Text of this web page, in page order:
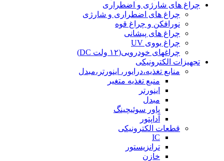
چراغ های شارژی و اضطراری
چراغ های اضطراری و شارژی
نورافکن و چراغ قوه
چراغ های پیشانی
چراغ یووی UV
چراغهای خودرویی(۱۲ ولت DC)
تجهیزات الکترونیکی
منابع تغذیه،درایور، اینورتر،مبدل
منبع تغذیه متغیر
اینورتر
مبدل
پاور سوئیچینگ
آداپتور
قطعات الکترونیکی
IC
ترانزیستور
خازن